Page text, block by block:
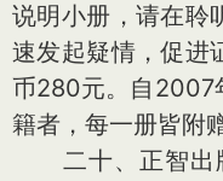
说明小册，请在聆
速发起疑情，促进
币280元。自2007
籍者，每一册皆附
二十、正智出